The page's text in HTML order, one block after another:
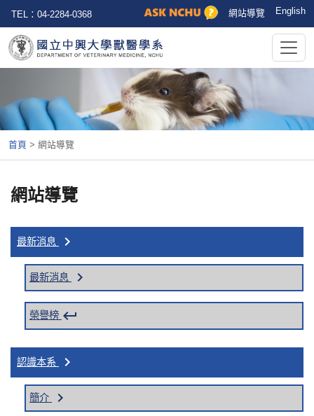
TEL：04-2284-0368 網站導覽 English
首頁 > 網站導覽
網站導覽
最新消息 keyboard_arrow_right
最新消息 keyboard_arrow_right
榮譽榜 keyboard_return
認識本系 keyboard_arrow_right
簡介 keyboard_arrow_right